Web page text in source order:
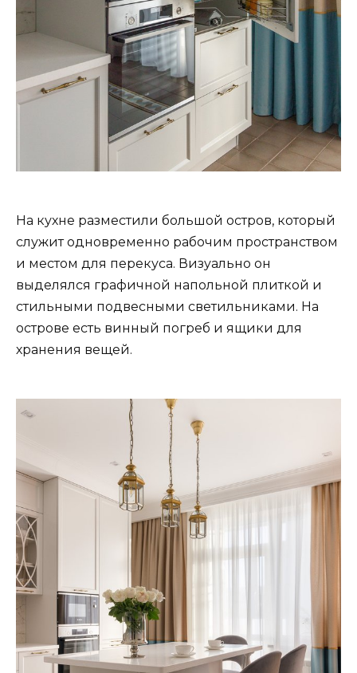
На кухне разместили большой остров, который
служит одновременно рабочим пространством
и местом для перекуса. Визуально он
выделялся графичной напольной плиткой и
стильными подвесными светильниками. На
острове есть винный погреб и ящики для
хранения вещей.